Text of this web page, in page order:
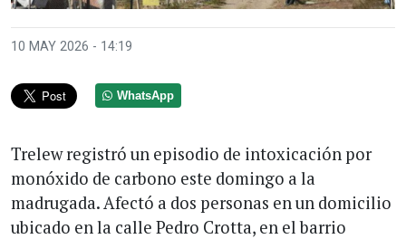
10 MAY 2026 - 14:19
WhatsApp
Trelew registró un episodio de intoxicación por
monóxido de carbono este domingo a la
madrugada. Afectó a dos personas en un domicilio
ubicado en la calle Pedro Crotta, en el barrio